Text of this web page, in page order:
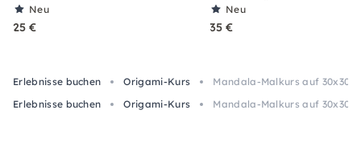
Neu
25 €
Neu
35 €
Erlebnisse buchen Origami-Kurs
Mandala-Malkurs auf 30x30-
Erlebnisse buchen
Origami-Kurs Mandala-Malkurs auf 30x30-